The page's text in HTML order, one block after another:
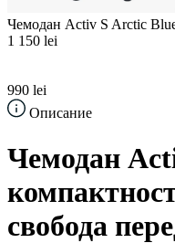
Чемодан Activ S Arctic
1 150 lei
990 lei
Описание
Чемодан
свобода